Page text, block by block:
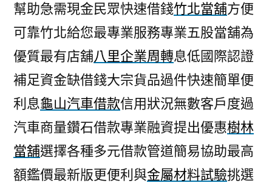
幫助急需現金民眾快速借錢竹北當舖方便
可靠竹北給您最專業服務專業五股當舖為
優質最有店舖八里企業周轉息低國際認證
補足資金缺借錢大宗貨品過件快速簡單便
利息龜山汽車借款信用狀況無數客戶度過
汽車商量鑽石借款專業融資提出優惠樹林
當舖選擇各種多元借款管道簡易協助最高
額鑑價最新版更便利與金屬材料試驗挑選